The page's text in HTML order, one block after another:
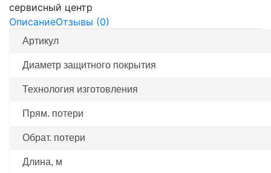
сервисный центр
ОписаниеОтзывы (0)
Артикул
Диаметр защитного покрытия
Технология изготовления
Прям. потери
Обрат. потери
Длина, м